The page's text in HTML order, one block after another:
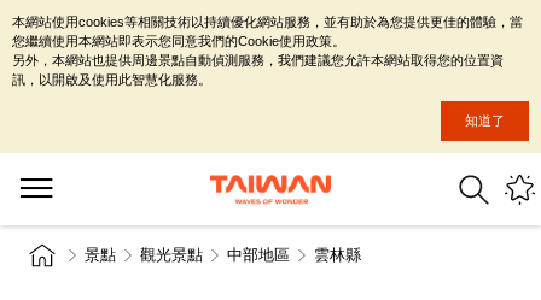
景點 觀光景點 中部地區 雲林縣
本網站使用cookies等相關技術以持續優化網站服務，並有助於為您提供更佳的體驗，當
您繼續使用本網站即表示您同意我們的Cookie使用政策。
另外，本網站也提供周邊景點自動偵測服務，我們建議您允許本網站取得您的位置資
訊，以開啟及使用此智慧化服務。
知道了